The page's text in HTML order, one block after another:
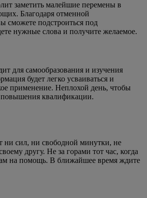
заметить малейшие перемены в
Благодаря отменной
сможете подстроиться под
нужные слова и получите желаемое.
для самообразования и изучения
будет легко усваиваться и
применение. Неплохой день, чтобы
повышения квалификации.
ни сил, ни свободной минутки, не
другу. Не за горами тот час, когда
на помощь. В ближайшее время ждите